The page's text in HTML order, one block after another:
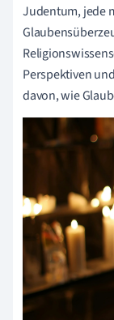
Judentum, jede
Perspektiven
davon, wie